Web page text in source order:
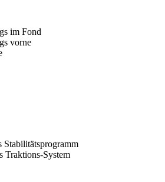
im Fond
vorne
Stabilitätsprogramm
Traktions-System